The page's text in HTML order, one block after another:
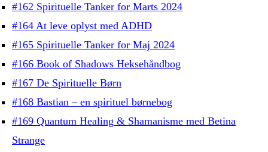
#162 Spirituelle Tanker for Marts 2024
#164 At leve oplyst med ADHD
#165 Spirituelle Tanker for Maj 2024
#166 Book of Shadows Heksehåndbog
#167 De Spirituelle Børn
#168 Bastian – en spirituel børnebog
#169 Quantum Healing & Shamanisme med Betina
Strange